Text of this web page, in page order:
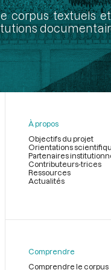
corpus textuels
page
À propos
Objectifs du projet
Orientations
Partenaires
Contributeurs-trices
Ressources
Actualités
Comprendre
Comprendre le corpus